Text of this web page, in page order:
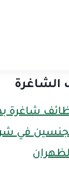
الشاغرة
شاغرة
في